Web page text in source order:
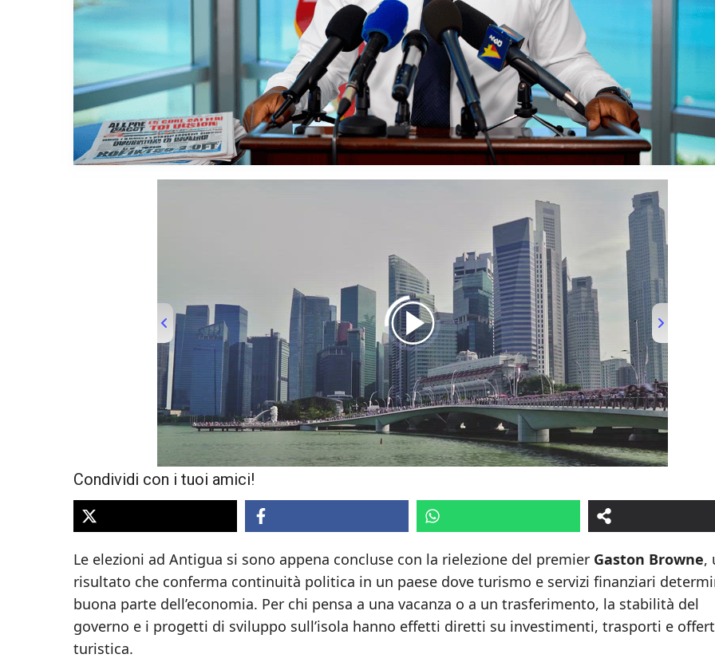
Condividi con i tuoi amici!
Le elezioni ad Antigua si sono appena concluse con la rielezione del premier Gaston Browne,
risultato che conferma continuità politica in un paese dove turismo e servizi finanziari
buona parte dell’economia. Per chi pensa a una vacanza o a un trasferimento, la stabilità del
governo e i progetti di sviluppo sull’isola hanno effetti diretti su investimenti, trasporti e
turistica.